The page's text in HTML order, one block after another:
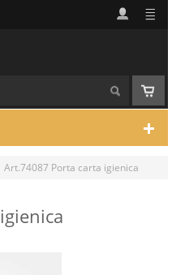
Art.74087 Porta carta igienica